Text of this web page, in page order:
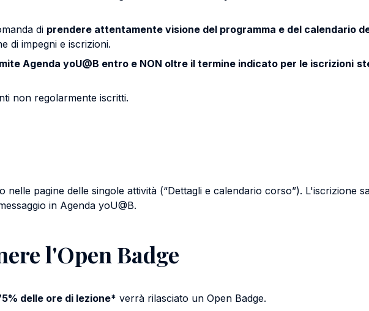
di prendere attentamente visione del programma e del calendario
di impegni e iscrizioni.
Agenda yoU@B entro e NON oltre il termine indicato per le iscrizioni
non regolarmente iscritti.
nelle pagine delle singole attività (“Dettagli e calendario corso”). L'iscrizione
in Agenda yoU@B.
l'Open Badge
delle ore di lezione* verrà rilasciato un Open Badge.